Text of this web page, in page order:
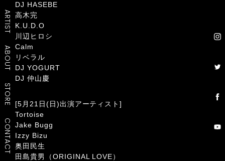
ARTIST
ABOUT
STORE
CONTACT
DJ HASEBE
高木完
K.U.D.O
川辺ヒロシ
Calm
リベラル
DJ YOGURT
DJ 仲山慶
[5月21日(日)出演アーティスト]
Tortoise
Jake Bugg
Izzy Bizu
奥田民生
田島貴男（ORIGINAL LOVE）